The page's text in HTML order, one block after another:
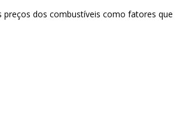
dos combustíveis como fatores que